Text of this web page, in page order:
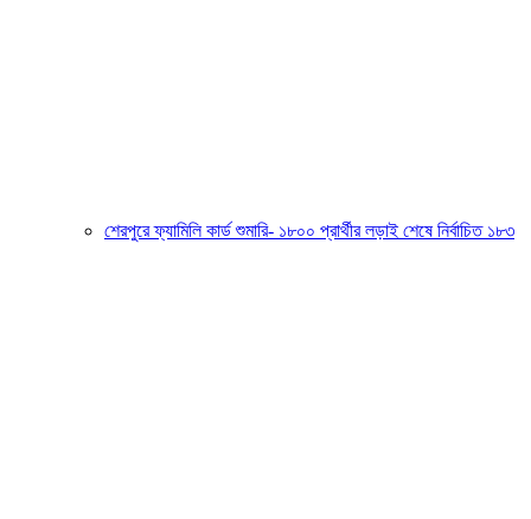
শেরপুরে ফ্যামিলি কার্ড শুমারি- ১৮০০ প্রার্থীর লড়াই শেষে নির্বাচিত ১৮৩